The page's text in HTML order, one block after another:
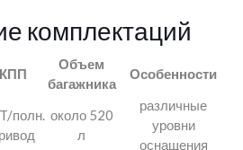
комплектаций
КПП
Объем
багажника
Особенности
полн. около 520
л
различные
уровни
оснащения